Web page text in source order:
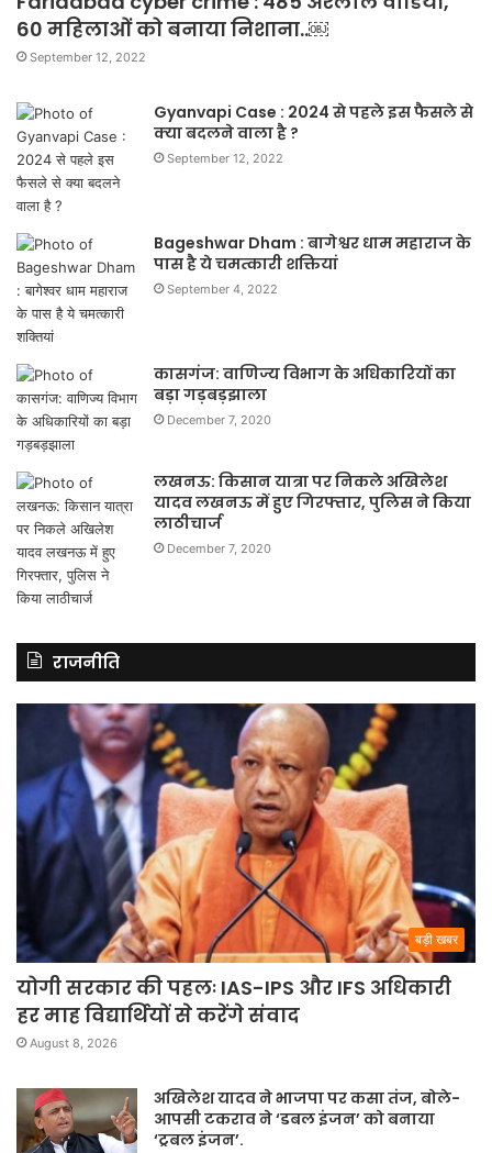
60 महिलाओं को बनाया निशाना..￼
September 12, 2022
Gyanvapi Case : 2024 से पहले इस फैसले से
क्या बदलने वाला है ?
September 12, 2022
Bageshwar Dham : बागेश्वर धाम महाराज के
पास है ये चमत्कारी शक्तियां
September 4, 2022
कासगंज: वाणिज्य विभाग के अधिकारियों का
बड़ा गड़बड़झाला
December 7, 2020
लखनऊ: किसान यात्रा पर निकले अखिलेश
यादव लखनऊ में हुए गिरफ्तार, पुलिस ने किया
लाठीचार्ज
December 7, 2020
राजनीति
बड़ी खबर
योगी सरकार की पहलः IAS-IPS और IFS अधिकारी
हर माह विद्यार्थियों से करेंगे संवाद
August 8, 2026
अखिलेश यादव ने भाजपा पर कसा तंज, बोले-
आपसी टकराव ने ‘डबल इंजन’ को बनाया
‘ट्रबल इंजन’.